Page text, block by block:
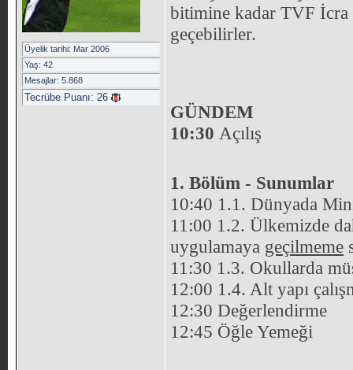
Üyelik tarihi: Mar 2006
Yaş: 42
Mesajlar: 5.868
Tecrübe Puanı: 26
bitimine kadar TVF
geçebilirler.
GÜNDEM
10:30 Açılış
1. Bölüm - Sunumlar
10:40 1.1. Dünyada
11:00 1.2. Ülkemizde
uygulamaya geçilmeme
11:30 1.3. Okullarda
12:00 1.4. Alt yapı
12:30 Değerlendirme
12:45 Öğle Yemeği